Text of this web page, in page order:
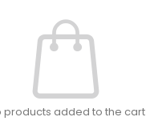
products added to the cart